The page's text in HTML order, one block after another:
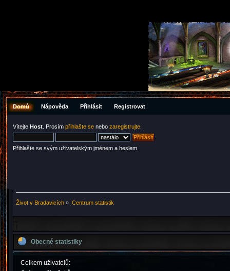
Domů Nápověda Přihlásit Registrovat
Vítejte Host . Prosím přihlašte se nebo zaregistrujte
Přihlašte se svým uživatelským jménem a heslem.
Život v Bradavicích » Centrum statistik
Obecné statistiky
Celkem uživatelů: